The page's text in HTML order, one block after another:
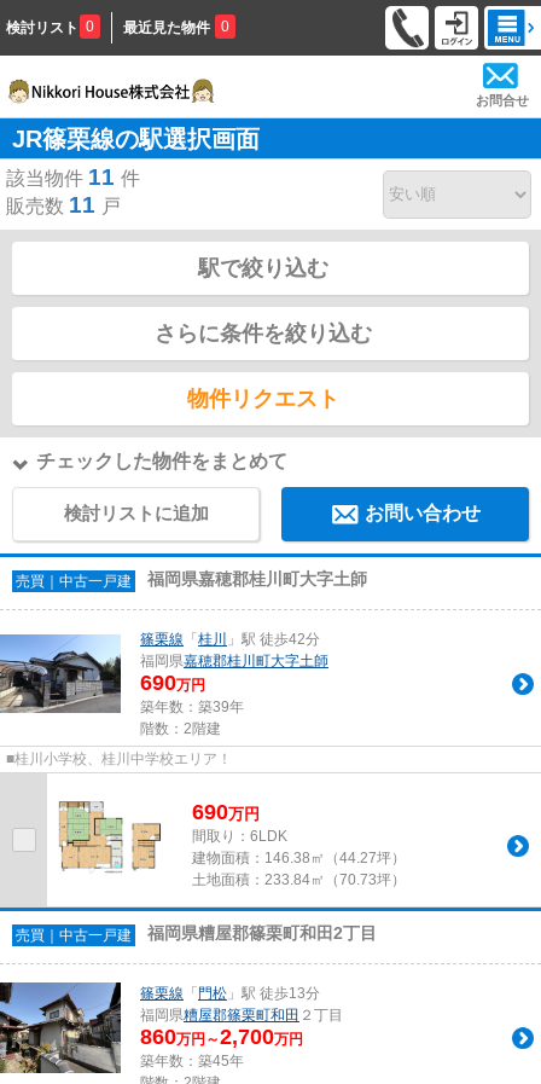
検討リスト 0 最近見た物件 0
お問合せ
JR篠栗線の駅選択画面
該当物件 11 件
販売数 11 戸
駅で絞り込む
さらに条件を絞り込む
物件リクエスト
チェックした物件をまとめて
検討リストに追加 お問い合わせ
売買｜中古一戸建 福岡県嘉穂郡桂川町大字土師
篠栗線 「 桂川
」駅 徒歩42分
福岡県嘉穂郡桂川町大字土師
690万円
築年数：築39年
階数：2階建
■桂川小学校、桂川中学校エリア！
690万円
間取り：6LDK
建物面積： 146.38㎡（44.27坪）
土地面積： 233.84㎡（70.73坪）
売買｜中古一戸建 福岡県糟屋郡篠栗町和田2丁目
篠栗線 「 門松 」駅 徒歩13分
福岡県糟屋郡篠栗町和田 ２丁目
860万円～2,700万円
築年数：築45年